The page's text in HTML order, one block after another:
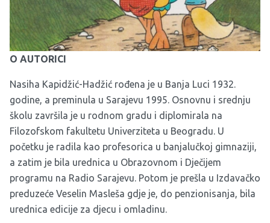
O AUTORICI
Nasiha Kapidžić-Hadžić rođena je u Banja Luci 1932.
godine, a preminula u Sarajevu 1995. Osnovnu i srednju
školu završila je u rodnom gradu i diplomirala na
Filozofskom fakultetu Univerziteta u Beogradu. U
početku je radila kao profesorica u banjalučkoj gimnaziji,
a zatim je bila urednica u Obrazovnom i Dječijem
programu na Radio Sarajevu. Potom je prešla u Izdavačko
preduzeće Veselin Masleša gdje je, do penzionisanja, bila
urednica edicije za djecu i omladinu.